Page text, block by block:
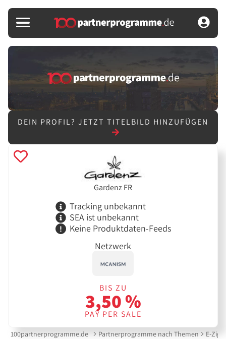
DEIN PROFIL? JETZT TITELBILD HINZUFÜGEN
Gardenz FR
Tracking unbekannt
SEA ist unbekannt
Keine Produktdaten-Feeds
Netzwerk
BIS ZU
3,50 %
PAY PER SALE
100partnerprogramme.de Partnerprogramme nach Themen E-